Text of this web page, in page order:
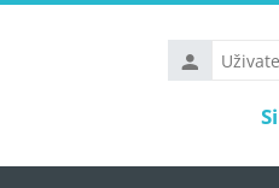
Uživatelské
jméno